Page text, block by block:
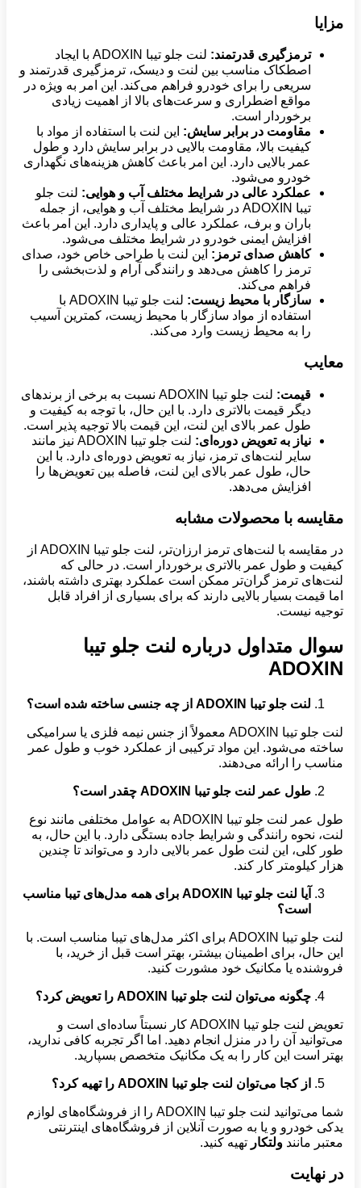
مزایا
ترمزگیری قدرتمند:
لنت جلو تیبا ADOXIN با ایجاد
اصطکاک مناسب بین لنت و دیسک، ترمزگیری قدرتمند و
سریعی را برای خودرو فراهم می‌کند. این امر به ویژه در
مواقع اضطراری و سرعت‌های بالا از اهمیت زیادی
برخوردار است.
مقاومت در برابر سایش: این لنت با استفاده از مواد با
کیفیت بالا، مقاومت بالایی در برابر سایش دارد و طول
عمر بالایی دارد. این امر باعث کاهش هزینه‌های نگهداری
خودرو می‌شود.
عملکرد عالی در شرایط مختلف آب و هوایی: لنت جلو
تیبا ADOXIN در شرایط مختلف آب و هوایی، از جمله
باران و برف، عملکرد عالی و پایداری دارد. این امر باعث
افزایش ایمنی خودرو در شرایط مختلف می‌شود.
کاهش صدای ترمز: این لنت با طراحی خاص خود، صدای
ترمز را کاهش می‌دهد و رانندگی آرام و لذت‌بخشی را
فراهم می‌کند.
سازگار با محیط زیست:
لنت جلو تیبا ADOXIN با
استفاده از مواد سازگار با محیط زیست، کمترین آسیب
را به محیط زیست وارد می‌کند.
معایب
قیمت:
لنت جلو تیبا ADOXIN نسبت به برخی از برندهای
دیگر قیمت بالاتری دارد. با این حال، با توجه به کیفیت و
طول عمر بالای این لنت، این قیمت بالا توجیه پذیر است.
نیاز به تعویض دوره‌ای:
لنت جلو تیبا ADOXIN نیز مانند
سایر لنت‌های ترمز، نیاز به تعویض دوره‌ای دارد. با این
حال، طول عمر بالای این لنت، فاصله بین تعویض‌ها را
افزایش می‌دهد.
مقایسه با محصولات مشابه
در مقایسه با لنت‌های ترمز ارزان‌تر، لنت جلو تیبا ADOXIN از
کیفیت و طول عمر بالاتری برخوردار است. در حالی که
لنت‌های ترمز گران‌تر ممکن است عملکرد بهتری داشته باشند،
اما قیمت بسیار بالایی دارند که برای بسیاری از افراد قابل
توجیه نیست.
سوال متداول درباره لنت جلو تیبا
ADOXIN
لنت جلو تیبا ADOXIN از چه جنسی ساخته شده است؟
لنت جلو تیبا ADOXIN معمولاً از جنس نیمه فلزی یا سرامیکی
ساخته می‌شود. این مواد ترکیبی از عملکرد خوب و طول عمر
مناسب را ارائه می‌دهند.
طول عمر لنت جلو تیبا ADOXIN چقدر است؟
طول عمر لنت جلو تیبا ADOXIN به عوامل مختلفی مانند نوع
لنت، نحوه رانندگی و شرایط جاده بستگی دارد. با این حال، به
طور کلی، این لنت طول عمر بالایی دارد و می‌تواند تا چندین
هزار کیلومتر کار کند.
آیا لنت جلو تیبا ADOXIN برای همه مدل‌های تیبا مناسب
است؟
لنت جلو تیبا ADOXIN برای اکثر مدل‌های تیبا مناسب است. با
این حال، برای اطمینان بیشتر، بهتر است قبل از خرید، با
فروشنده یا مکانیک خود مشورت کنید.
چگونه می‌توان لنت جلو تیبا ADOXIN را تعویض کرد؟
تعویض لنت جلو تیبا ADOXIN کار نسبتاً ساده‌ای است و
می‌توانید آن را در منزل انجام دهید. اما اگر تجربه کافی ندارید،
بهتر است این کار را به یک مکانیک متخصص بسپارید.
از کجا می‌توان لنت جلو تیبا ADOXIN را تهیه کرد؟
شما می‌توانید لنت جلو تیبا ADOXIN را از فروشگاه‌های لوازم
یدکی خودرو و یا به صورت آنلاین از فروشگاه‌های اینترنتی
معتبر مانند ولتکار تهیه کنید.
در نهایت